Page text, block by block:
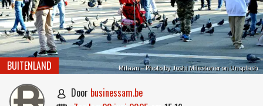
Milaan – Photo by Joshi Milestoner on Unsplash
BUITENLAND
 door businessam.be